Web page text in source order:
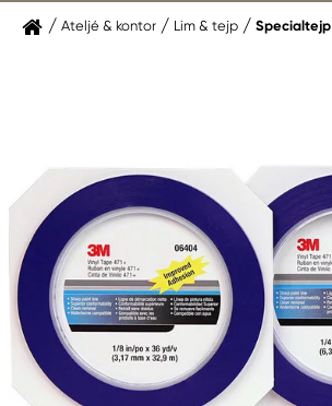
Ateljé & kontor Lim & tejp Specialtejp